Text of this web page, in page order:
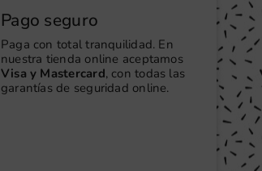
Pago seguro
Paga con total tranquilidad. En
nuestra tienda online aceptamos
Visa y Mastercard, con todas las
garantías de seguridad online.